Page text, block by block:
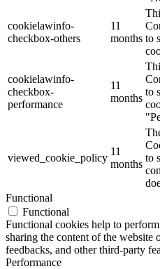
cookielawinfo-
checkbox-others
11
months to
cookielawinfo-
checkbox-
performance
11
months
to
viewed_cookie_policy
11
months
to
Functional
Functional
Functional cookies help to
sharing the content of the website
feedbacks, and other third-party
Performance